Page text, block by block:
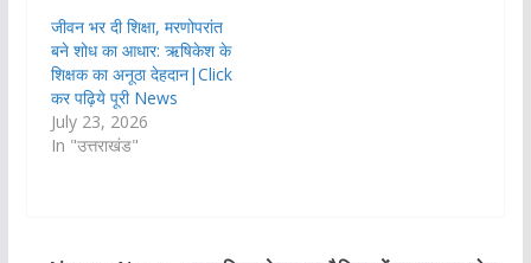
जीवन भर दी शिक्षा, मरणोपरांत
बने शोध का आधार: ऋषिकेश के
शिक्षक का अनूठा देहदान|Click
कर पढ़िये पूरी News
July 23, 2026
In "उत्तराखंड"